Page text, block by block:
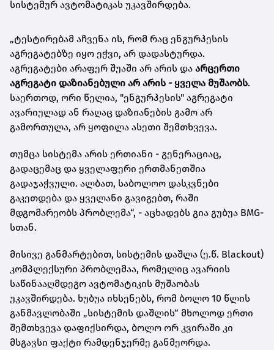
სისტემურ ავტომატიკას უკავშირდება.
„ტესტირებამ აჩვენა ის, რომ რაც ენგურჰესის
აგრეგატებზე იყო ეჭვი, არ დადასტურდა.
აგრეგატები არაფერ შუაში არ არის და არცერთი
აგრეგატი დაზიანებული არ არის - ყველა მუშაობს.
საერთოდ, ორი წელია, "ენგურჰესის" აგრეგატი
ავარიულად ან რაღაც დაზიანების გამო არ
გამორთულა, არ ყოფილა ასეთი შემთხვევა.
თუმცა სისტემა არის ერთიანი - გენერაციაც,
გადაცემაც და ყველაფერი ერთმანეთშია
გადაჯაჭვული. ალბათ, საბოლოო დასკვნები
გაკეთდება და ყველანი გავიგებთ, რაში
მდგომარეობს პრობლემა“, - აცხადებს გია გუბუა BMG-
სთან.
მისივე განმარტებით, სისტემის დაშლა (ე.წ. Blackout)
კომპლექსური პრობლემაა, რომელიც ავარიის
საწინააღმდეგო ავტომატიკის მუშაობას
უკავშირდება. ხუბუა იხსენებს, რომ ბოლო 10 წლის
განმავლობაში „სისტემის დაშლის“ მხოლოდ ერთი
შემთხვევა დაფიქსირდა, ბოლო ორ კვირაში კი
მსგავსი ფაქტი რამდენჯერმე განმეორდა.